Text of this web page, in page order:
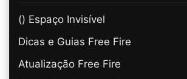
(ㅤ) Espaço Invisível
Dicas e Guias Free Fire
Atualização Free Fire